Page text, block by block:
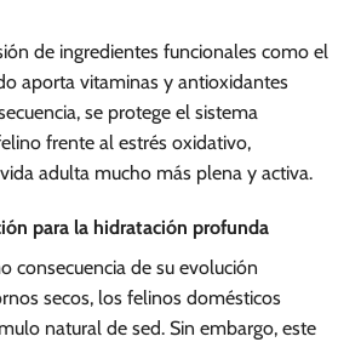
de ingredientes funcionales como el
aporta vitaminas y antioxidantes
se protege el sistema
frente al estrés oxidativo,
adulta mucho más plena y activa.
para la hidratación profunda
consecuencia de su evolución
secos, los felinos domésticos
natural de sed. Sin embargo, este